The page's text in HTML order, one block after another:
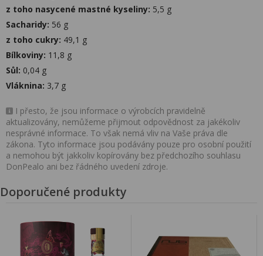
z toho nasycené mastné kyseliny: 5,5 g
Sacharidy: 56 g
z toho cukry: 49,1 g
Bílkoviny: 11,8 g
Sůl: 0,04 g
Vláknina: 3,7 g
I přesto, že jsou informace o výrobcích pravidelně
aktualizovány, nemůžeme přijmout odpovědnost za jakékoliv
nesprávné informace. To však nemá vliv na Vaše práva dle
zákona. Tyto informace jsou podávány pouze pro osobní použití
a nemohou být jakkoliv kopírovány bez předchozího souhlasu
DonPealo ani bez řádného uvedení zdroje.
Doporučené produkty